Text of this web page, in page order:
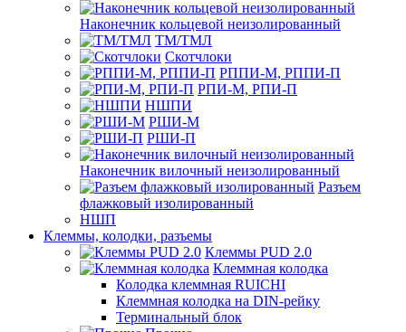
Наконечник кольцевой неизолированный
ТМ/ТМЛ
Скотчлоки
РППИ-М, РППИ-П
РПИ-М, РПИ-П
НШПИ
РШИ-М
РШИ-П
Наконечник вилочный неизолированный
Разъем
флажковый изолированный
НШП
Клеммы, колодки, разъемы
Клеммы PUD 2.0
Клеммная колодка
Колодка клеммная RUICHI
Клеммная колодка на DIN-рейку
Терминальный блок